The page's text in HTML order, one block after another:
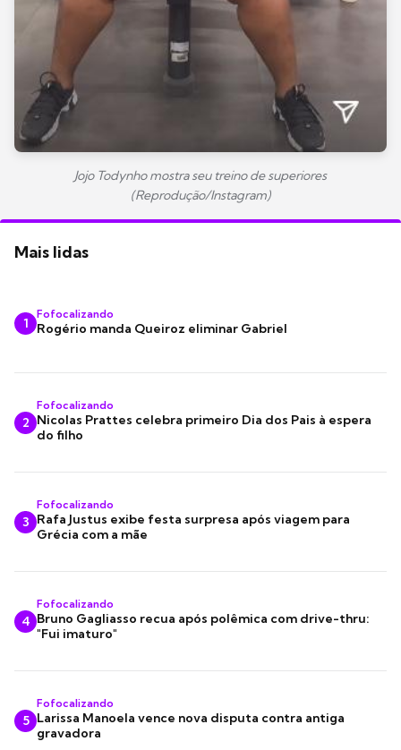
Jojo Todynho mostra seu treino de superiores
(Reprodução/Instagram)
Mais lidas
1
Fofocalizando
Rogério manda Queiroz eliminar Gabriel
2
Fofocalizando
Nicolas Prattes celebra primeiro Dia dos Pais à espera
do filho
3
Fofocalizando
Rafa Justus exibe festa surpresa após viagem para
Grécia com a mãe
4
Fofocalizando
Bruno Gagliasso recua após polêmica com drive-thru:
"Fui imaturo"
5
Fofocalizando
Larissa Manoela vence nova disputa contra antiga
gravadora